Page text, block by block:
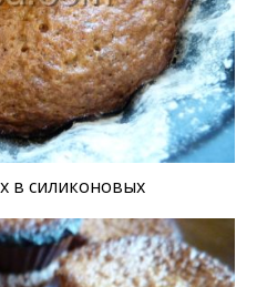
в силиконовых